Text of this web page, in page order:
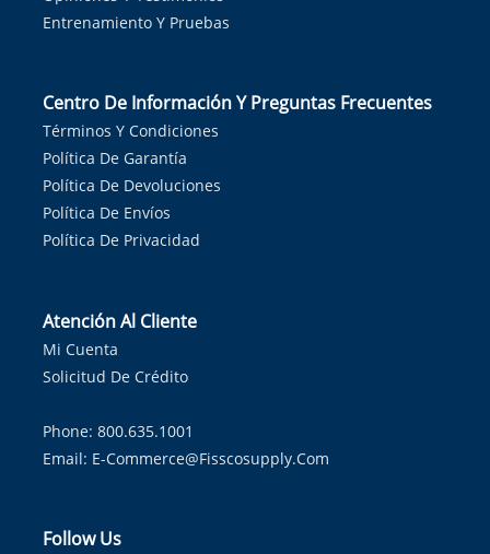
Entrenamiento Y Pruebas
Centro De Información Y Preguntas Frecuentes
Términos Y Condiciones
Política De Garantía
Política De Devoluciones
Política De Envíos
Política De Privacidad
Atención Al Cliente
Mi Cuenta
Solicitud De Crédito
Phone: 800.635.1001
Email: E-Commerce@fisscosupply.com
Follow Us